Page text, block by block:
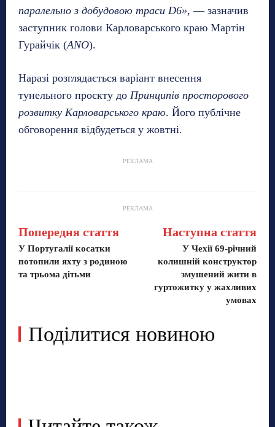
паралельно з добудовою траси D6», — зазначив
заступник голови Карловарського краю Мартін
Гурайчік (ANO).
Наразі розглядається варіант внесення
тунельного проєкту до Принципів просторового
розвитку Карловарського краю. Його публічне
обговорення відбудеться у жовтні.
РЕКЛАМА
РЕКЛАМА
Попередня стаття
У Португалії косатки
потопили яхту з родиною
та трьома дітьми
Наступна стаття
У Чехії 69-річний
колишній конструктор
змушений жити в
гуртожитку у жахливих
умовах
Поділитися новиною